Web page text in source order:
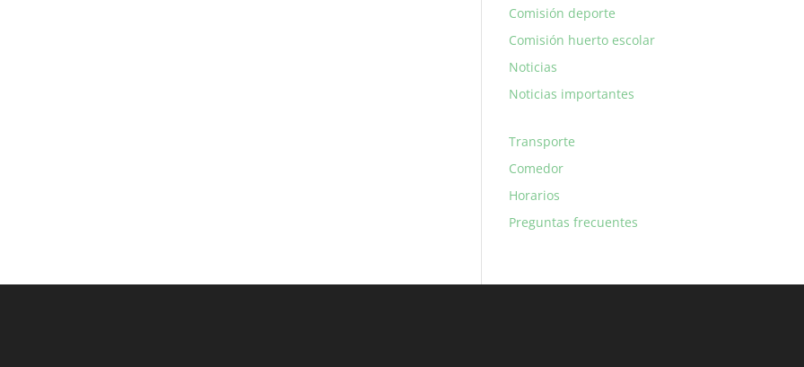
Comisión deporte
Comisión huerto escolar
Noticias
Noticias importantes
Transporte
Comedor
Horarios
Preguntas frecuentes